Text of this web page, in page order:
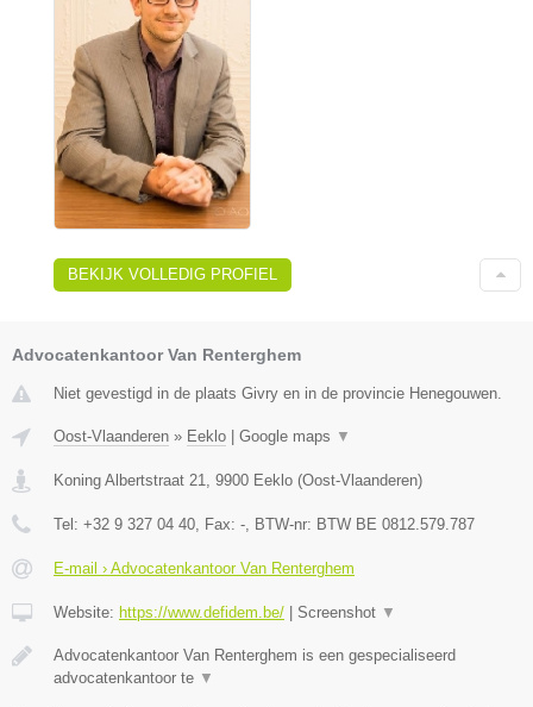
BEKIJK VOLLEDIG PROFIEL
Advocatenkantoor Van Renterghem
Niet gevestigd in de plaats Givry en in de provincie Henegouwen.
Oost-Vlaanderen » Eeklo Google maps ▼
Koning Albertstraat 21 9900 Eeklo (Oost-Vlaanderen)
Tel: +32 9 327 04 40 , Fax: - , BTW-nr: BTW BE 0812.579.787
E-mail › Advocatenkantoor Van Renterghem
Website: https://www.defidem.be/ Screenshot ▼
Advocatenkantoor Van Renterghem is een gespecialiseerd
advocatenkantoor te ▼